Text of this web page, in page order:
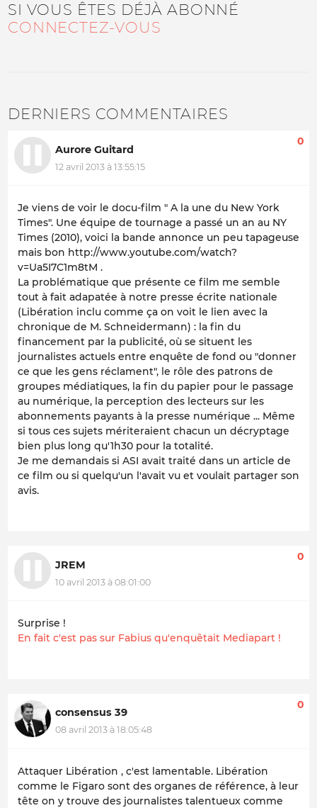
SI VOUS ÊTES DÉJÀ ABONNÉ
CONNECTEZ-VOUS
DERNIERS COMMENTAIRES
Aurore Guitard
12 avril 2013 à 13:55:15
0
Je viens de voir le docu-film " A la une du New York
Times". Une équipe de tournage a passé un an au NY
Times (2010), voici la bande annonce un peu tapageuse
mais bon http://www.youtube.com/watch?
v=Ua5I7C1m8tM .
La problématique que présente ce film me semble
tout à fait adapatée à notre presse écrite nationale
(Libération inclu comme ça on voit le lien avec la
chronique de M. Schneidermann) : la fin du
financement par la publicité, où se situent les
journalistes actuels entre enquête de fond ou "donner
ce que les gens réclament", le rôle des patrons de
groupes médiatiques, la fin du papier pour le passage
au numérique, la perception des lecteurs sur les
abonnements payants à la presse numérique ... Même
si tous ces sujets mériteraient chacun un décryptage
bien plus long qu'1h30 pour la totalité.
Je me demandais si ASI avait traité dans un article de
ce film ou si quelqu'un l'avait vu et voulait partager son
avis.
JREM
10 avril 2013 à 08:01:00
0
Surprise !
En fait c'est pas sur Fabius qu'enquêtait Mediapart !
consensus 39
08 avril 2013 à 18:05:48
0
Attaquer Libération , c'est lamentable. Libération
comme le Figaro sont des organes de référence, à leur
tête on y trouve des journalistes talentueux comme